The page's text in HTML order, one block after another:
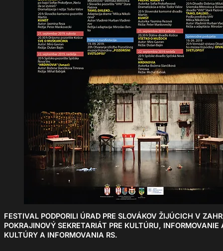
FESTIVAL PODPORILI ÚRAD PRE SLOVÁKOV ŽIJÚCICH V
POKRAJINOVÝ SEKRETARIÁT PRE KULTÚRU,
KULTÚRY A INFORMOVANIA RS.